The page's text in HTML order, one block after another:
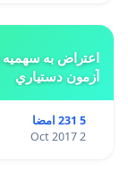
آزمون دستياري
5 231 امضا
2 Oct 2017